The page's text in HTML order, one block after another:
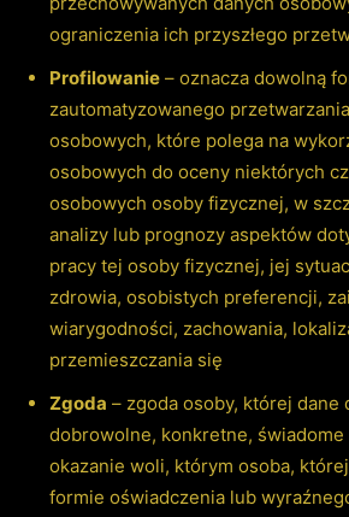
ograniczenia ich przyszłego
Profilowanie – oznacza dowolną
zautomatyzowanego
osobowych, które polega na
osobowych do oceny niektórych
osobowych osoby fizycznej, w
analizy lub prognozy aspektów
pracy tej osoby fizycznej, jej
zdrowia, osobistych preferencji,
wiarygodności, zachowania,
przemieszczania się
Zgoda – zgoda osoby, której dane
dobrowolne, konkretne,
okazanie woli, którym osoba,
formie oświadczenia lub